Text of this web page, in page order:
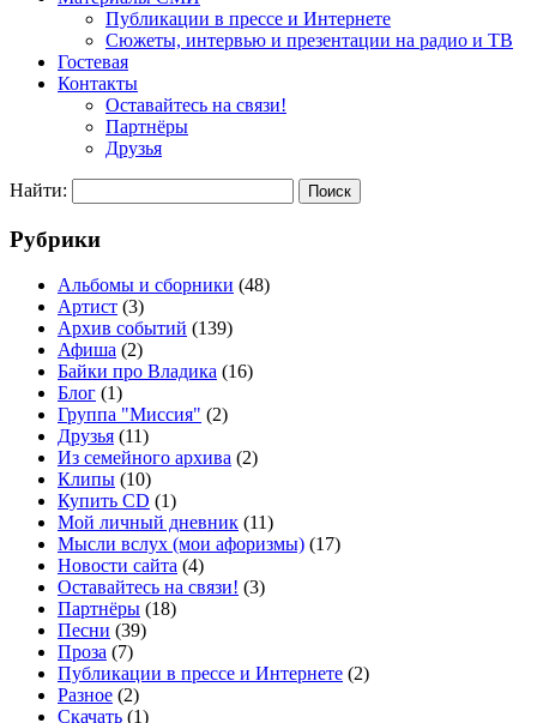
Публикации в прессе и Интернете
Сюжеты, интервью и презентации на радио и ТВ
Гостевая
Контакты
Оставайтесь на связи!
Партнёры
Друзья
Найти:
Рубрики
Альбомы и сборники (48)
Артист (3)
Архив событий (139)
Афиша (2)
Байки про Владика (16)
Блог (1)
Группа "Миссия" (2)
Друзья (11)
Из семейного архива (2)
Клипы (10)
Купить CD (1)
Мой личный дневник (11)
Мысли вслух (мои афоризмы) (17)
Новости сайта (4)
Оставайтесь на связи! (3)
Партнёры (18)
Песни (39)
Проза (7)
Публикации в прессе и Интернете (2)
Разное (2)
Скачать (1)